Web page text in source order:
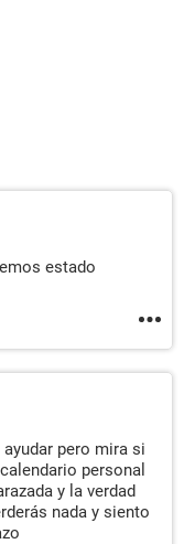
estado
pero mira si
personal
y la verdad
nada y siento